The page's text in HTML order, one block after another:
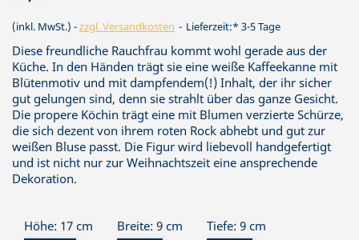
(inkl. MwSt.) zzgl. Versandkosten Lieferzeit:* 3-5 Tage
Diese freundliche Rauchfrau kommt wohl gerade aus der
Küche. In den Händen trägt sie eine weiße Kaffeekanne mit
Blütenmotiv und mit dampfendem(!) Inhalt, der ihr sicher
gut gelungen sind, denn sie strahlt über das ganze Gesicht.
Die propere Köchin trägt eine mit Blumen verzierte Schürze,
die sich dezent von ihrem roten Rock abhebt und gut zur
weißen Bluse passt. Die Figur wird liebevoll handgefertigt
und ist nicht nur zur Weihnachtszeit eine ansprechende
Dekoration.
Höhe: 17 cm Breite: 9 cm Tiefe: 9 cm